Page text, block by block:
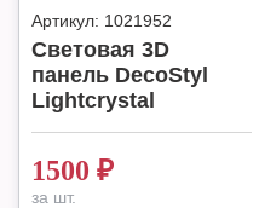
Артикул: 1021952
Световая 3D
панель DecoStyl
Lightcrystal
1500 ₽
за шт.